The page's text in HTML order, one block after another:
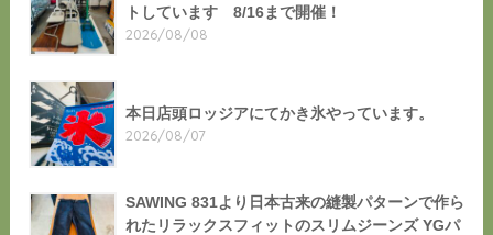
トしています 8/16まで開催！
2026/08/08
本日店頭ロッジアにてかき氷やっています。
2026/08/07
SAWING 831より日本古来の縫製パターンで作ら
れたリラックスフィットのスリムジーンズ YGパ